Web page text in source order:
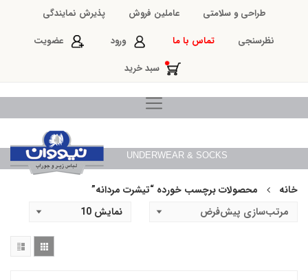
طراحی و سلامتی عاملین فروش
پذیرش نمایندگی
نظرسنجی
تماس با ما ورود
عضویت
سبد خرید
UNDERWEAR & SOCKS
خانه محصولات برچسب خورده “تیشرت مردانه”